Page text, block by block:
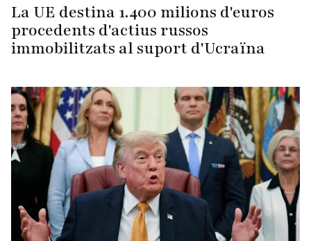
La UE destina 1.400 milions d'euros
procedents d'actius russos
immobilitzats al suport d'Ucraïna